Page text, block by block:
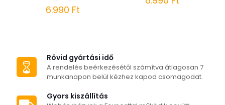
6.990 Ft
variációja
van.
A
a
A
változatok
Rövid gyártási idő
A rendelés beérkezésétől számítva átlagosan 7
munkanapon belül kézhez kapod csomagodat.
Gyors kiszállítás